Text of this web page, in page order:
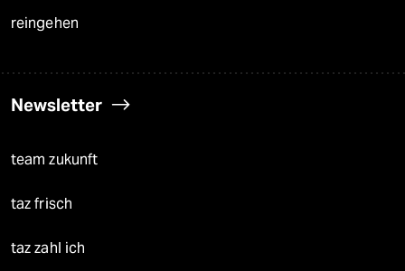
reingehen
Newsletter
team zukunft
taz frisch
taz zahl ich